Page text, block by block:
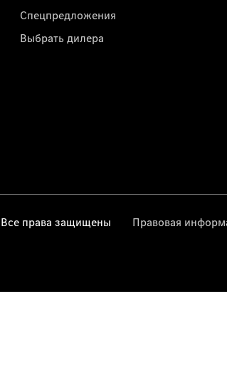
Спецпредложения
Выбрать дилера
Все права защищены Правовая